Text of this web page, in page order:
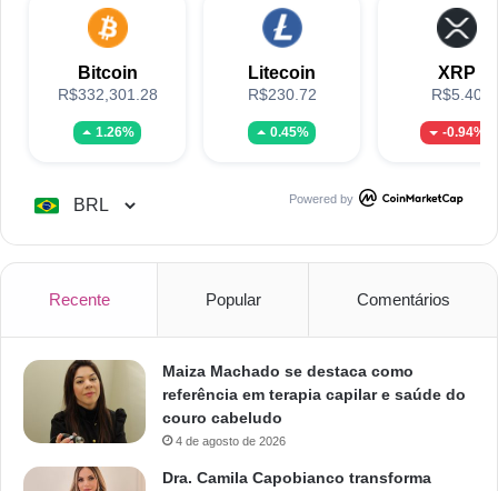
Bitcoin
R$332,301.28
1.26%
Litecoin
R$230.72
0.45%
XRP
R$5.40
-0.94%
Powered by
Recente Popular Comentários
Maiza Machado se destaca como
referência em terapia capilar e saúde do
couro cabeludo
4 de agosto de 2026
Dra. Camila Capobianco transforma